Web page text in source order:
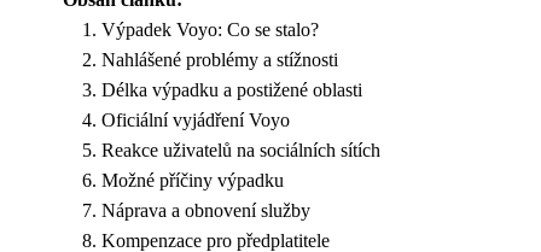
Výpadek Voyo: Co se stalo?
Nahlášené problémy a stížnosti
Délka výpadku a postižené oblasti
Oficiální vyjádření Voyo
Reakce uživatelů na sociálních sítích
Možné příčiny výpadku
Náprava a obnovení služby
Kompenzace pro předplatitele